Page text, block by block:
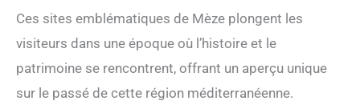
Ces sites emblématiques de Mèze plongent les
visiteurs dans une époque où l’histoire et le
patrimoine se rencontrent, offrant un aperçu unique
sur le passé de cette région méditerranéenne.